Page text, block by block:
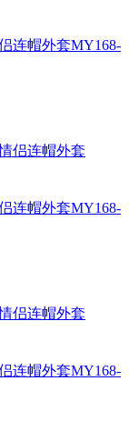
连帽外套MY168-
连帽外套MY168-
连帽外套MY168-